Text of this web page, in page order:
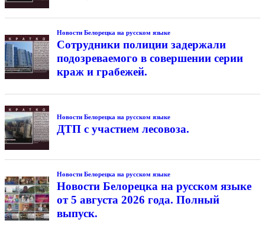
Новости Белорецка на русском языке
Сотрудники полиции задержали
подозреваемого в совершении серии
краж и грабежей.
Новости Белорецка на русском языке
ДТП с участием лесовоза.
Новости Белорецка на русском языке
Новости Белорецка на русском языке
от 5 августа 2026 года. Полный
выпуск.